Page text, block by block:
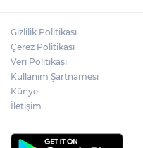
Gizlilik Politikası
Çerez Politikası
Veri Politikası
Kullanım Şartnamesi
Künye
İletişim